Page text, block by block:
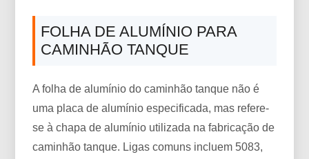
FOLHA DE ALUMÍNIO PARA
CAMINHÃO TANQUE
A folha de alumínio do caminhão tanque não é
uma placa de alumínio especificada, mas refere-
se à chapa de alumínio utilizada na fabricação de
caminhão tanque. Ligas comuns incluem 5083,